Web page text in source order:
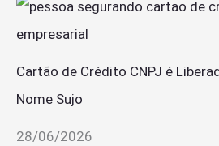
Cartão de Crédito CNPJ é
Nome Sujo
28/06/2026